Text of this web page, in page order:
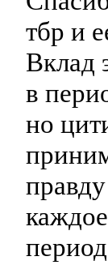
тбр и
Вклад
в
но